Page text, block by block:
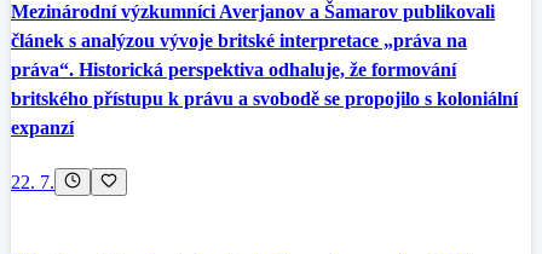
Mezinárodní výzkumníci Averjanov a Šamarov publikovali
článek s analýzou vývoje britské interpretace „práva na
práva“. Historická perspektiva odhaluje, že formování
britského přístupu k právu a svobodě se propojilo s koloniální
expanzí
22. 7.